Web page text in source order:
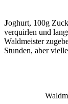
Joghurt, 100g
verquirlen und
Waldmeister
Stunden, aber